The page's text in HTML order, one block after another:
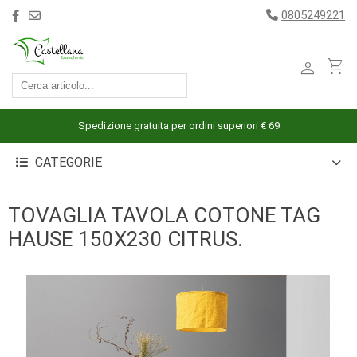
ACCESSORI
ARREDAMENTO
BIANCHERIA
CUCINA
INTIMO
0805249221
person shopping_cart
Spedizione gratuita per ordini superiori € 69
CATEGORIE
TOVAGLIA TAVOLA COTONE TAG
HAUSE 150X230 CITRUS.